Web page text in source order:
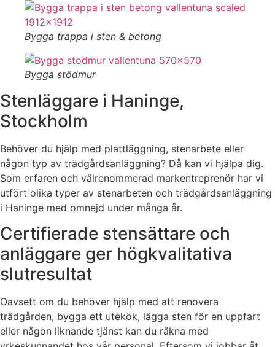
Bygga trappa i sten & betong
Bygga stödmur
Stenläggare i Haninge,
Stockholm
Behöver du hjälp med plattläggning, stenarbete eller
någon typ av trädgårdsanläggning? Då kan vi hjälpa dig.
Som erfaren och välrenommerad markentreprenör har vi
utfört olika typer av stenarbeten och trädgårdsanläggning
i Haninge med omnejd under många år.
Certifierade stensättare och
anläggare ger högkvalitativa
slutresultat
Oavsett om du behöver hjälp med att renovera
trädgården, bygga ett utekök, lägga sten för en uppfart
eller någon liknande tjänst kan du räkna med